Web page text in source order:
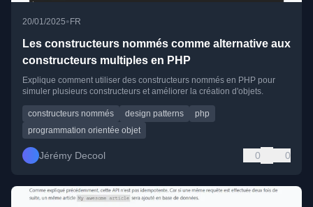
20/01/2025• FR
Les constructeurs nommés comme alternative aux
constructeurs multiples en PHP
Explique comment utiliser des constructeurs nommés en PHP pour
simuler plusieurs constructeurs et améliorer la création d'objets.
constructeurs nommés design patterns
php
programmation orientée objet
Jérémy Decool 0 0